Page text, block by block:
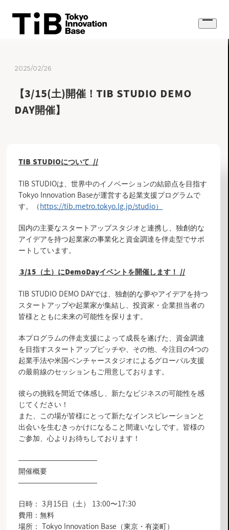
content
Open
2025/02/26
【3/15(土)開催！TIB STUDIO DEMO
DAY開催】
TIB STUDIOについて //
TIB STUDIOは、世界中のイノベーションの結節点を目指す
Tokyo Innovation Baseが運営する起業支援プログラムで
す。（ https://tib.metro.tokyo.lg.jp/studio）
国内の主要なスタートアップスタジオと連携し、独創的な
アイデアを持つ起業家の事業化と資金調達を伴走型でサポ
ートしています。
3/15（土）にDemoDayイベントを開催します！ //
TIB STUDIO DEMO DAYでは、独創的な夢やアイデアを持つ
スタートアップや起業家が集結し、投資家・企業担当者の
皆様とともに未来の可能性を探ります。
本プログラムの伴走支援によって成長を遂げた、資金調達
を目指すスタートアップピッチや、その他、今注目の4つの
起業手法や米国ベンチャースタジオによるグローバル支援
の最前線のセッションもご用意しております。
彼らの挑戦を間近で体感し、新たなビジネスの可能性を感
じてください！
また、この場が皆様にとって新たなインスピレーションと
出会いを生むきっかけになること間違いなしです。皆様の
ご参加、心よりお待ちしております！
―――――――――――
開催概要
―――――――――――
日時： 3月15日（土） 13:00〜17:30
費用：無料
場所： Tokyo Innovation Base（東京・有楽町）